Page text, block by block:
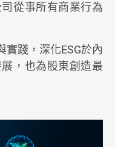
從事所有商業行為
實踐，深化ESG於內
，也為股東創造最